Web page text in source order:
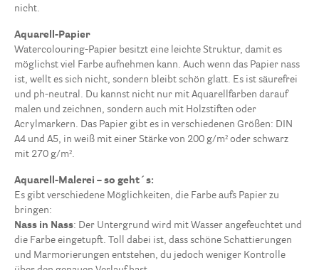
nicht.
Aquarell-Papier
Watercolouring-Papier besitzt eine leichte Struktur, damit es
möglichst viel Farbe aufnehmen kann. Auch wenn das Papier nass
ist, wellt es sich nicht, sondern bleibt schön glatt. Es ist säurefrei
und ph-neutral. Du kannst nicht nur mit Aquarellfarben darauf
malen und zeichnen, sondern auch mit Holzstiften oder
Acrylmarkern. Das Papier gibt es in verschiedenen Größen: DIN
A4 und A5, in weiß mit einer Stärke von 200 g/m² oder schwarz
mit 270 g/m².
Aquarell-Malerei – so geht´s:
Es gibt verschiedene Möglichkeiten, die Farbe aufs Papier zu
bringen:
Nass in Nass: Der Untergrund wird mit Wasser angefeuchtet und
die Farbe eingetupft. Toll dabei ist, dass schöne Schattierungen
und Marmorierungen entstehen, du jedoch weniger Kontrolle